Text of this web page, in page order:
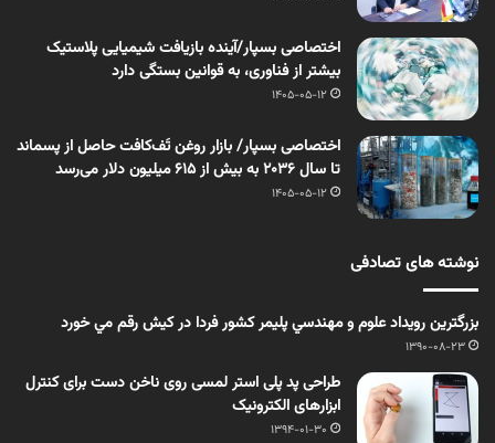
اختصاصی بسپار/آینده بازیافت شیمیایی پلاستیک
بیشتر از فناوری، به قوانین بستگی دارد
1405-05-12
اختصاصی بسپار/ بازار روغن تَف‌کافت حاصل از پسماند
تا سال ۲۰۳۶ به بیش از ۶۱۵ میلیون دلار می‌رسد
1405-05-12
نوشته های تصادفی
بزرگترين رويداد علوم و مهندسي پليمر كشور فردا در كيش رقم مي خورد
1390-08-23
طراحی پد پلی استر لمسی روی ناخن دست برای کنترل
ابزارهای الکترونیک
1394-01-30